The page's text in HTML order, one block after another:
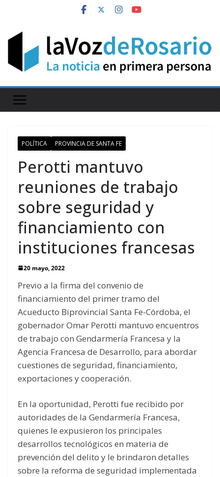
content
POLÍTICA PROVINCIA DE SANTA FE
Perotti mantuvo
reuniones de trabajo
sobre seguridad y
financiamiento con
instituciones francesas
20 mayo, 2022
Previo a la firma del convenio de
financiamiento del primer tramo del
Acueducto Biprovincial Santa Fe-Córdoba, el
gobernador Omar Perotti mantuvo encuentros
de trabajo con Gendarmería Francesa y la
Agencia Francesa de Desarrollo, para abordar
cuestiones de seguridad, financiamiento,
exportaciones y cooperación.
En la oportunidad, Perotti fue recibido por
autoridades de la Gendarmería Francesa,
quienes le expusieron los principales
desarrollos tecnológicos en materia de
prevención del delito y le brindaron detalles
sobre la reforma de seguridad implementada